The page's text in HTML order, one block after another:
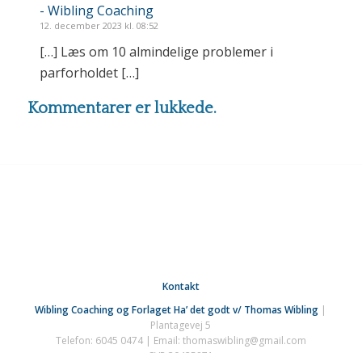
- Wibling Coaching
12. december 2023 kl. 08:52
[…] Læs om 10 almindelige problemer i
parforholdet […]
Kommentarer er lukkede.
Kontakt
Wibling Coaching og Forlaget Ha’ det godt v/ Thomas Wibling |
Plantagevej 5
Telefon: 6045 0474 | Email: thomaswibling@gmail.com